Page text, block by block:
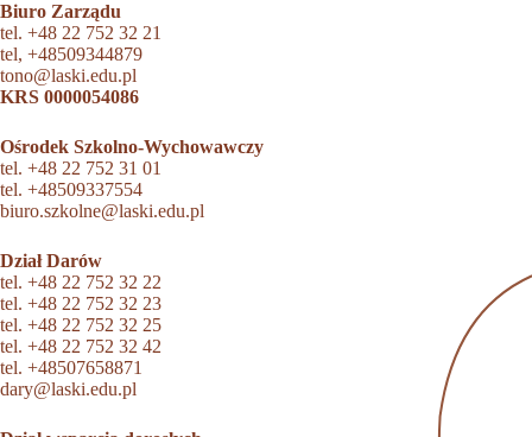
Biuro Zarządu
tel. +48 22 752 32 21
tel, +48509344879
tono@laski.edu.pl
KRS 0000054086
Ośrodek Szkolno-Wychowawczy
tel. +48 22 752 31 01
tel. +48509337554
biuro.szkolne@laski.edu.pl
Dział Darów
tel. +48 22 752 32 22
tel. +48 22 752 32 23
tel. +48 22 752 32 25
tel. +48 22 752 32 42
tel. +48507658871
dary@laski.edu.pl